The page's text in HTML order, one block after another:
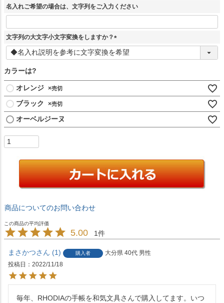
須
)
名入れご希望の場合は、文字列をご入力ください
文字列の大文字小文字変換をしますか？
(
必
カラーは?
オレンジ ×
ブラック ×
オーベルジーヌ
商品についてのお問い合わせ
5.00 1
まさかつ 1 購入者 大分県 40代 男性
投稿日
2022/11/18
毎年、RHODIAの手帳を和気文具さんで購入してます。いつ